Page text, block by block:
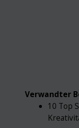
Verwandter
10 Top